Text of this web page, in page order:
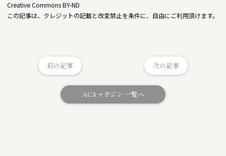
Creative Commons BY-ND
この記事は、クレジットの記載と改変禁止を条件に、自由にご利用頂けます。
前の記事
ACAマガジン 一覧へ
次の記事